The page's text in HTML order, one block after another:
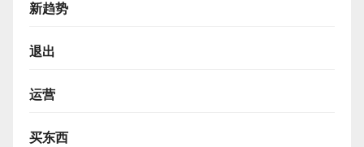
新趋势
退出
运营
买东西